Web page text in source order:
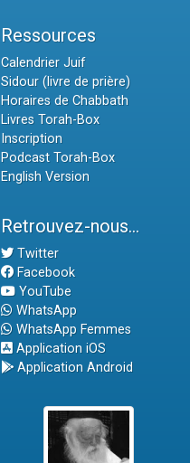
Ressources
Calendrier Juif
Sidour (livre de prière)
Horaires de Chabbath
Livres Torah-Box
Inscription
Podcast Torah-Box
English Version
Retrouvez-nous...
Twitter
Facebook
YouTube
WhatsApp
WhatsApp Femmes
Application iOS
Application Android